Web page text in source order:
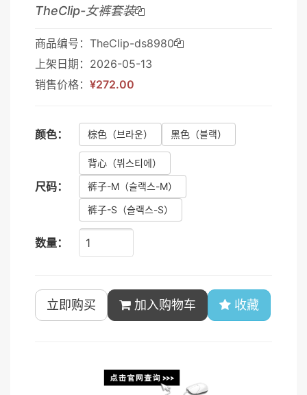
TheClip-女裤套装
商品编号：TheClip-ds8980
上架日期：2026-05-13
销售价格： ¥272.00
颜色： 棕色 （브라운） 黑色 （블랙）
尺码：
背心 （뷔스티에）
裤子-M （슬랙스-M）
裤子-S （슬랙스-S）
数量：
立即购买 加入购物车 收藏